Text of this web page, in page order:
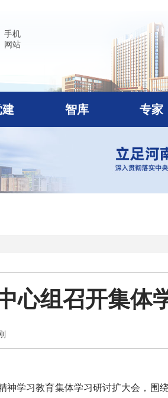
手机
网站
建 智库 专家
心组召开集体
学习教育集体学习研讨扩大会，围